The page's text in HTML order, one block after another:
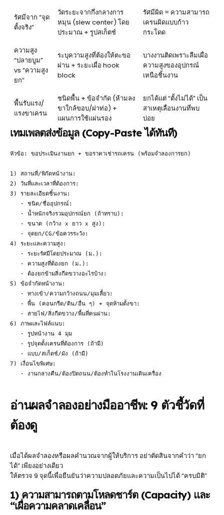
รัศมีจาก “จุด
ตั้งจริง”
วัดระยะจากกึ่งกลางการ
หมุน (slew center) โดย
ประมาณ + รูปสเก็ตช์
รัศมีผิด = ความสามารถ
เครนผิดแบบก้าว
กระโดด
ความสูง
“ปลายบูม”
vs “ความสูง
ยก”
ระบุความสูงที่ต้องให้ตะขอ
ผ่าน + ระยะเผื่อ hook
block
บางงานติดเพราะลืมเผื่อ
ความสูงของอุปกรณ์
เหนือชิ้นงาน
พื้นรับแรง/
แรงขาเครน
ชนิดพื้น + ข้อจำกัด (ห้ามลง
ขาใกล้ขอบ/ฝาท่อ) +
แผนการใช้แผ่นรอง
ยกได้แต่ “ตั้งไม่ได้” เป็น
สาเหตุเลื่อนงานที่พบ
บ่อย
เทมเพลตส่งข้อมูล (Copy-Paste ได้ทันที)
หัวข้อ: ขอประเมินงานยก + ขอราคาเช่ารถเครน (พร้อมจำลองการยก)
1) สถานที่/พิกัดหน้างาน:
2) วันที่และเวลาที่ต้องการ:
3) รายละเอียดชิ้นงาน:
   - ชนิด/ชื่ออุปกรณ์:
   - น้ำหนักจริงรวมอุปกรณ์ยก (ถ้าทราบ):
   - ขนาด (กว้าง x ยาว x สูง):
   - จุดยก/CG/ข้อควรระวัง:
4) ระยะและความสูง:
   - ระยะรัศมีโดยประมาณ (ม.):
   - ความสูงที่ต้องยก (ม.):
   - ต้องยกข้ามสิ่งกีดขวางอะไรบ้าง:
5) ข้อจำกัดหน้างาน:
   - ทางเข้า/ความกว้างถนน/มุมเลี้ยว:
   - พื้น (คอนกรีต/ดิน/อื่น ๆ) + จุดห้ามตั้งขา:
   - สายไฟ/สิ่งกีดขวาง/พื้นที่คนผ่าน:
6) ภาพและไฟล์แนบ:
   - รูปหน้างาน 4 มุม
   - รูปจุดตั้งเครนที่ต้องการ (ถ้ามี)
   - แบบ/สเก็ตช์/ผัง (ถ้ามี)
7) เงื่อนไขพิเศษ:
   - งานกลางคืน/ต้องปิดถนน/ต้องทำในโรงงานเดินเครื่อง
อ่านผลจำลองอย่างมืออาชีพ: 9 ตัวชี้วัดที่
ต้องดู
เมื่อได้ผลจำลองหรือผลคำนวณจากผู้ให้บริการ อย่าตัดสินจากคำว่า “ยก
ได้” เพียงอย่างเดียว
ให้ตรวจ 9 จุดนี้เพื่อยืนยันว่าความปลอดภัยและความเป็นไปได้ “ครบมิติ”
1) ความสามารถตามโหลดชาร์ต (Capacity) และ
“เผื่อความคลาดเคลื่อน”